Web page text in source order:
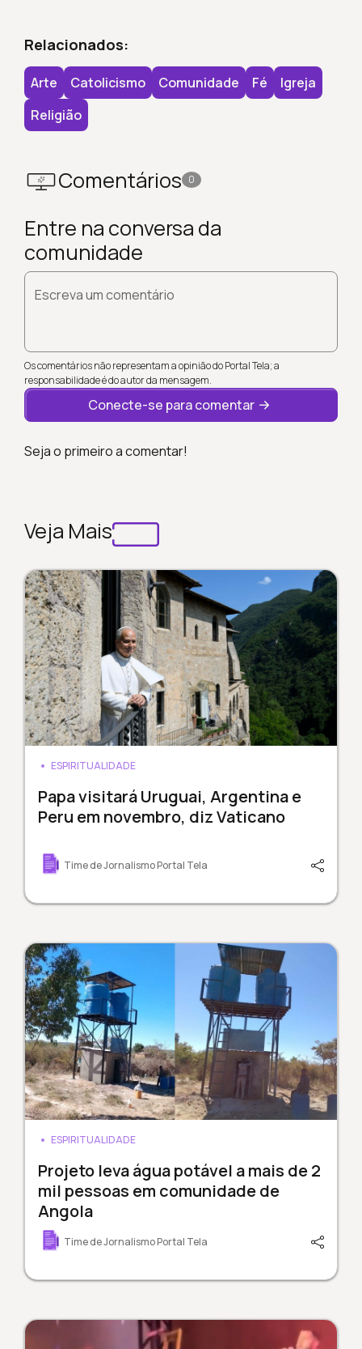
Relacionados:
Arte Catolicismo Comunidade Fé
Igreja
Religião
Comentários 0
Entre na conversa da
comunidade
Escreva um comentário
Os comentários não representam a opinião do Portal Tela; a
responsabilidade é do autor da mensagem.
Conecte-se para comentar
Seja o primeiro a comentar!
Veja Mais
ESPIRITUALIDADE
Papa visitará Uruguai, Argentina e
Peru em novembro, diz Vaticano
Time de Jornalismo Portal Tela
ESPIRITUALIDADE
Projeto leva água potável a mais de 2
mil pessoas em comunidade de
Angola
Time de Jornalismo Portal Tela